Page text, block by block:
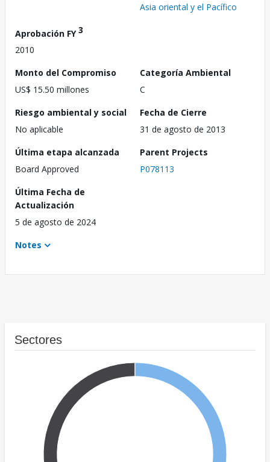
Asia oriental y el Pacífico
Aprobación FY3
2010
Monto del Compromiso
US$ 15.50 millones
Categoría Ambiental
C
Riesgo ambiental y social
No aplicable
Fecha de Cierre
31 de agosto de 2013
Última etapa alcanzada
Board Approved
Parent Projects
P078113
Última Fecha de
Actualización
5 de agosto de 2024
Notes
Sectores